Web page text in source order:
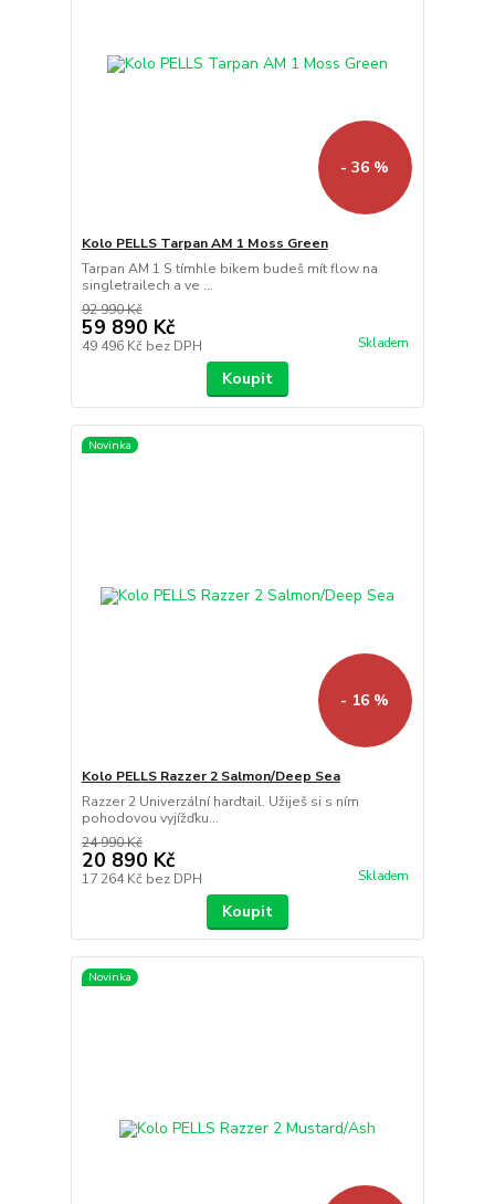
- 36 %
Kolo PELLS Tarpan AM 1 Moss Green
Tarpan AM 1 S tímhle bikem budeš mít flow na
singletrailech a ve ...
92 990 Kč
59 890 Kč
49 496 Kč bez DPH Skladem
Koupit
Novinka
- 16 %
Kolo PELLS Razzer 2 Salmon/Deep Sea
Razzer 2 Univerzální hardtail. Užiješ si s ním
pohodovou vyjížďku...
24 990 Kč
20 890 Kč
17 264 Kč bez DPH Skladem
Koupit
Novinka